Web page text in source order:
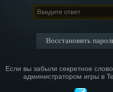
Если вы забыли секретное
администратором игры в